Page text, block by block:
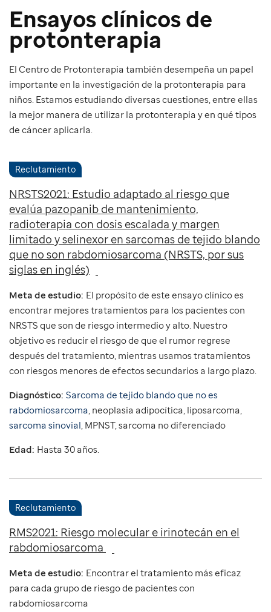
Ensayos clínicos de
protonterapia
El Centro de Protonterapia también desempeña un papel
importante en la investigación de la protonterapia para
niños. Estamos estudiando diversas cuestiones, entre ellas
la mejor manera de utilizar la protonterapia y en qué tipos
de cáncer aplicarla.
Reclutamiento
NRSTS2021: Estudio adaptado al riesgo que
evalúa pazopanib de mantenimiento,
radioterapia con dosis escalada y margen
limitado y selinexor en sarcomas de tejido blando
que no son rabdomiosarcoma (NRSTS, por sus
siglas en inglés)
Meta de estudio: El propósito de este ensayo clínico es
encontrar mejores tratamientos para los pacientes con
NRSTS que son de riesgo intermedio y alto. Nuestro
objetivo es reducir el riesgo de que el rumor regrese
después del tratamiento, mientras usamos tratamientos
con riesgos menores de efectos secundarios a largo plazo.
Diagnóstico: Sarcoma de tejido blando que no es
rabdomiosarcoma , neoplasia adipocítica, liposarcoma,
sarcoma sinovial , MPNST, sarcoma no diferenciado
Edad: Hasta 30 años.
Reclutamiento
RMS2021: Riesgo molecular e irinotecán en el
rabdomiosarcoma
Meta de estudio: Encontrar el tratamiento más eficaz
para cada grupo de riesgo de pacientes con
rabdomiosarcoma